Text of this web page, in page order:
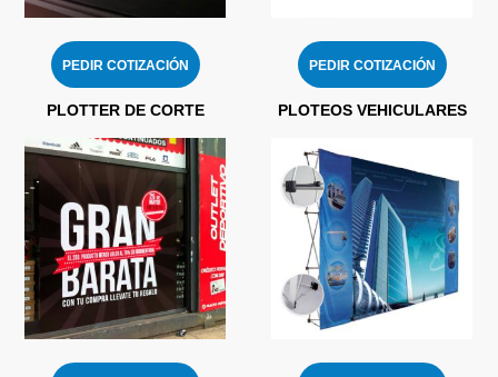
PEDIR COTIZACIÓN
PLOTTER DE CORTE
PEDIR COTIZACIÓN
PLOTEOS VEHICULARES